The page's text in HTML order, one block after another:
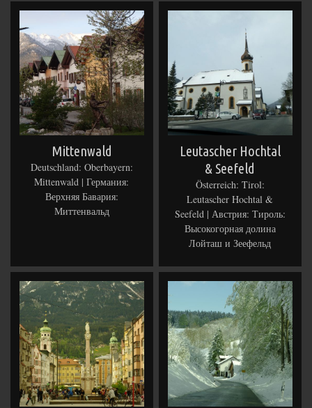
Mittenwald
Deutschland: Oberbayern:
Mittenwald | Германия:
Верхняя Бавария:
Миттенвальд
Leutascher Hochtal
& Seefeld
Österreich: Tirol:
Leutascher Hochtal &
Seefeld | Австрия: Тироль:
Высокогорная долина
Лойташ и Зеефельд